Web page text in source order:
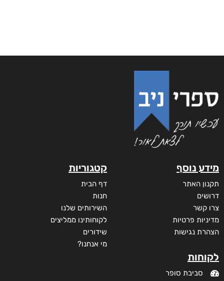
מידע נוסף
תקנון האתר
דרושים
צרו קשר
מדיניות פרטיות
הצהרת נגישות
לקוחות
סביבת סופר
קטגוריות
דף הבית
חנות
השירותים שלנו
לקוחותינו ממליצים
שידורים
מי אנחנו?